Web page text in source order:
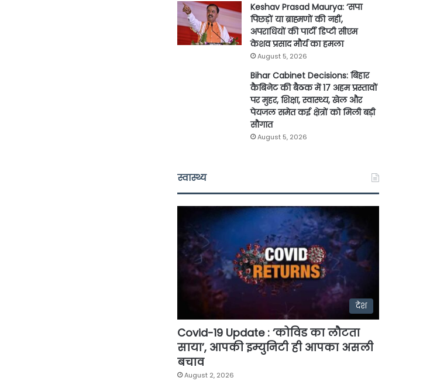
Keshav Prasad Maurya: ‘सपा
पिछड़ों या ब्राह्मणों की नहीं,
अपराधियों की पार्टी डिप्टी सीएम
केशव प्रसाद मौर्य का हमला
August 5, 2026
Bihar Cabinet Decisions: बिहार
कैबिनेट की बैठक में 17 अहम प्रस्तावों
पर मुहर, शिक्षा, स्वास्थ्य, खेल और
पेयजल समेत कई क्षेत्रों को मिली बड़ी
सौगात
August 5, 2026
स्वास्थ्य
देश
Covid-19 Update : ‘कोविड का लौटता
साया’, आपकी इम्युनिटी ही आपका असली
बचाव
August 2, 2026